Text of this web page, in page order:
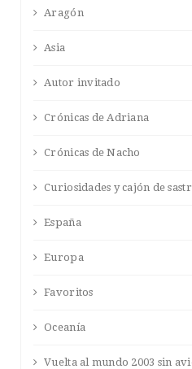
Aragón
Asia
Autor invitado
Crónicas de Adriana
Crónicas de Nacho
Curiosidades y cajón de
España
Europa
Favoritos
Oceanía
Vuelta al mundo 2003 sin